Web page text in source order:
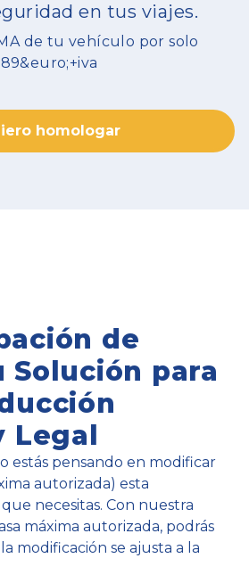
en tus viajes.
de tu vehículo por solo
89&euro;+iva
homologar
de
Solución para
Legal
estás pensando en modificar
autorizada) esta
necesitas. Con nuestra
máxima autorizada, podrás
modificación se ajusta a la